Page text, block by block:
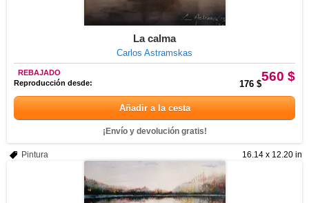
La calma
Carlos Astramskas
560 $
REBAJADO
Reproducción desde:
176 $
Añadir a la cesta
¡Envío y devolución gratis!
16.14 x 12.20 in
Pintura